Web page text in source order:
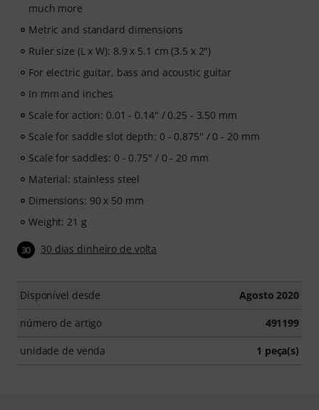
much more
Metric and standard dimensions
Ruler size (L x W): 8.9 x 5.1 cm (3.5 x 2")
For electric guitar, bass and acoustic guitar
In mm and inches
Scale for action: 0.01 - 0.14" / 0.25 - 3.50 mm
Scale for saddle slot depth: 0 - 0.875" / 0 - 20 mm
Scale for saddles: 0 - 0.75" / 0 - 20 mm
Material: stainless steel
Dimensions: 90 x 50 mm
Weight: 21 g
30 30 dias dinheiro de volta
Disponível desde Agosto 2020
número de artigo 491199
unidade de venda 1 peça(s)